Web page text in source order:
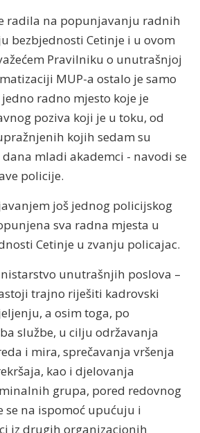
radila na popunjavanju radnih
bezbjednosti Cetinje i u ovom
Pravilniku o unutrašnjoj
MUP-a ostalo je samo
radno mjesto koje je
poziva koji je u toku, od
kojih sedam su
mladi akademci - navodi se
policije.
još jednog policijskog
sva radna mjesta u
Cetinje u zvanju policajac.
unutrašnjih poslova –
trajno riješiti kadrovski
a osim toga, po
službe, u cilju održavanja
i mira, sprečavanja vršenja
kao i djelovanja
grupa, pored redovnog
se na ispomoć upućuju i
iz drugih organizacionih